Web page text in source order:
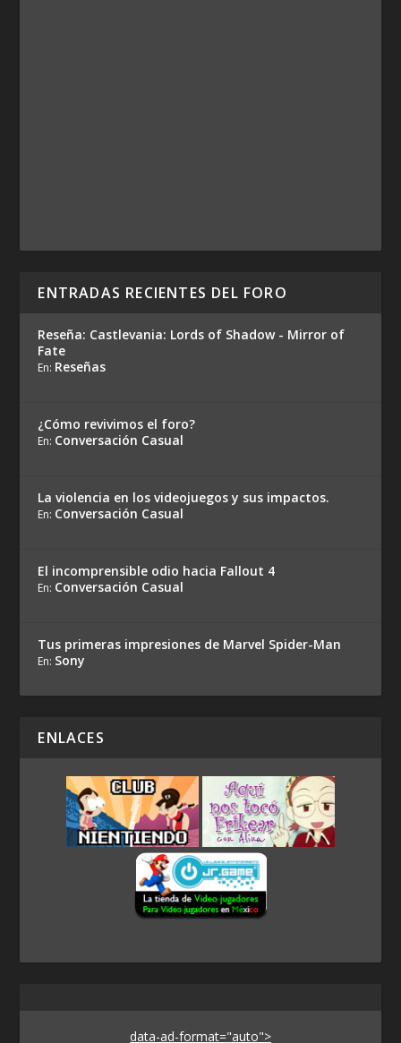
ENTRADAS RECIENTES DEL FORO
Reseña: Castlevania: Lords of Shadow - Mirror of
Fate
En: Reseñas
¿Cómo revivimos el foro?
En: Conversación Casual
La violencia en los videojuegos y sus impactos.
En: Conversación Casual
El incomprensible odio hacia Fallout 4
En: Conversación Casual
Tus primeras impresiones de Marvel Spider-Man
En: Sony
ENLACES
data-ad-format="auto">